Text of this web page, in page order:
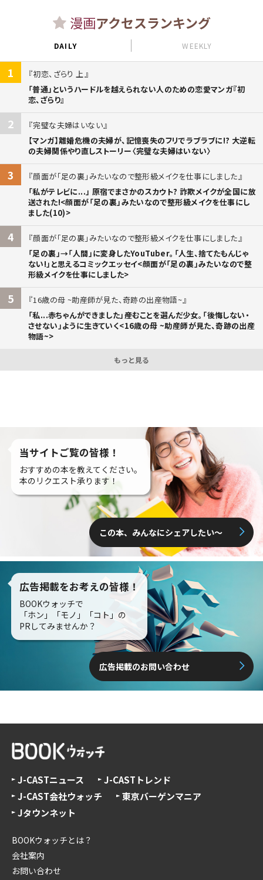
漫画アクセスランキング
DAILY WEEKLY
1
初恋、ざらり 上
「普通」というハードルを越えられない人のための恋愛マンガ『初
恋、ざらり』
2
完璧な夫婦はいない
【マンガ】離婚危機の夫婦が、記憶喪失のフリでラブラブに!? 大逆転
の夫婦関係やり直しストーリー〈完璧な夫婦はいない〉
3
顔面が「足の裏」みたいなので整形級メイクを仕事にしました
「私がテレビに...」 原宿でまさかのスカウト? 詐欺メイクが全国に放
送された!<顔面が「足の裏」みたいなので整形級メイクを仕事にし
ました(10)>
4
顔面が「足の裏」みたいなので整形級メイクを仕事にしました
「足の裏」→「人間」に変身したYouTuber。「人生、捨てたもんじゃ
ない!」と思えるコミックエッセイ<顔面が「足の裏」みたいなので整
形級メイクを仕事にしました>
5
16歳の母 ~助産師が見た、奇跡の出産物語~
「私...赤ちゃんができました」――産むことを選んだ少女。「後悔しない・
させない」ように生きていく<16歳の母 ~助産師が見た、奇跡の出産
物語~>
もっと見る
当サイトご覧の皆様！
おすすめの本を教えてください。
本のリクエスト承ります！
この本、みんなにシェアしたい〜
広告掲載をお考えの皆様！
BOOKウォッチで
「ホン」「モノ」「コト」の
PRしてみませんか？
広告掲載のお問い合わせ
J-CASTニュース
J-CASTトレンド
J-CAST会社ウォッチ
東京バーゲンマニア
Jタウンネット
BOOKウォッチとは？
会社案内
お問い合わせ